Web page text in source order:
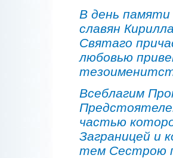
В день
славян
Святаго
любовью
Всеблагим
частью
Заграницей и
тем Сестрою